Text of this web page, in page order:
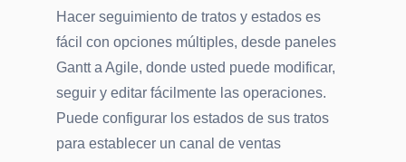
Hacer seguimiento de tratos y estados es
fácil con opciones múltiples, desde paneles
Gantt a Agile, donde usted puede modificar,
seguir y editar fácilmente las operaciones.
Puede configurar los estados de sus tratos
para establecer un canal de ventas